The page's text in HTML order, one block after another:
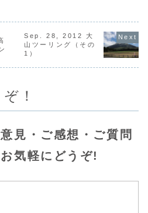
たが、
み海道
ぎたよ
ーティング
in 日吉』に
ことをメー
ら、なんと
Sep. 28, 2012 大
山ツーリング（その
1）
！
見・ご感想・ご質問
気軽にどうぞ!